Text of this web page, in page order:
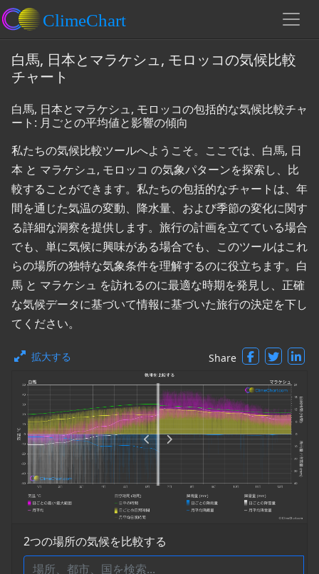
白馬, 日本とマラケシュ, モロッコの気候比較
チャート
白馬, 日本とマラケシュ, モロッコの包括的な気候比較チャ
ート: 月ごとの平均値と影響の傾向
私たちの気候比較ツールへようこそ。ここでは、白馬, 日
本 と マラケシュ, モロッコ の気象パターンを探索し、比
較することができます。私たちの包括的なチャートは、年
間を通じた気温の変動、降水量、および季節の変化に関す
る詳細な洞察を提供します。旅行の計画を立てている場合
でも、単に気候に興味がある場合でも、このツールはこれ
らの場所の独特な気象条件を理解するのに役立ちます。白
馬 と マラケシュ を訪れるのに最適な時期を発見し、正確
な気候データに基づいて情報に基づいた旅行の決定を下し
てください。
拡大する Share
2つの場所の気候を比較する